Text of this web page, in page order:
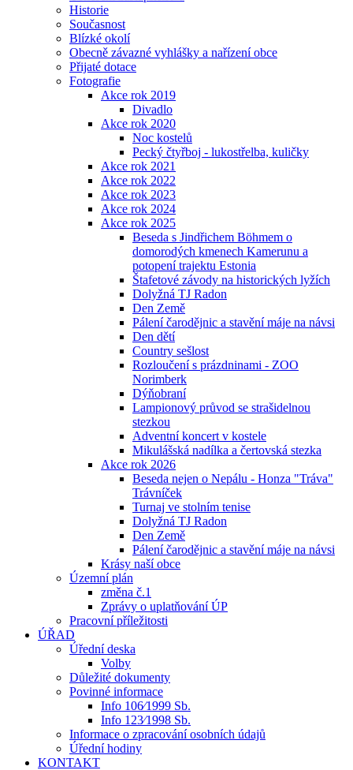
Historie
Současnost
Blízké okolí
Obecně závazné vyhlášky a nařízení obce
Přijaté dotace
Fotografie
Akce rok 2019
Divadlo
Akce rok 2020
Noc kostelů
Pecký čtyřboj - lukostřelba, kuličky
Akce rok 2021
Akce rok 2022
Akce rok 2023
Akce rok 2024
Akce rok 2025
Beseda s Jindřichem Böhmem o
domorodých kmenech Kamerunu a
potopení trajektu Estonia
Štafetové závody na historických lyžích
Dolyžná TJ Radon
Den Země
Pálení čarodějnic a stavění máje na návsi
Den dětí
Country sešlost
Rozloučení s prázdninami - ZOO
Norimberk
Dýňobraní
Lampionový průvod se strašidelnou
stezkou
Adventní koncert v kostele
Mikulášská nadílka a čertovská stezka
Akce rok 2026
Beseda nejen o Nepálu - Honza "Tráva"
Trávníček
Turnaj ve stolním tenise
Dolyžná TJ Radon
Den Země
Pálení čarodějnic a stavění máje na návsi
Krásy naší obce
Územní plán
změna č.1
Zprávy o uplatňování ÚP
Pracovní příležitosti
ÚŘAD
Úřední deska
Volby
Důležité dokumenty
Povinné informace
Info 106⁄1999 Sb.
Info 123⁄1998 Sb.
Informace o zpracování osobních údajů
Úřední hodiny
KONTAKT